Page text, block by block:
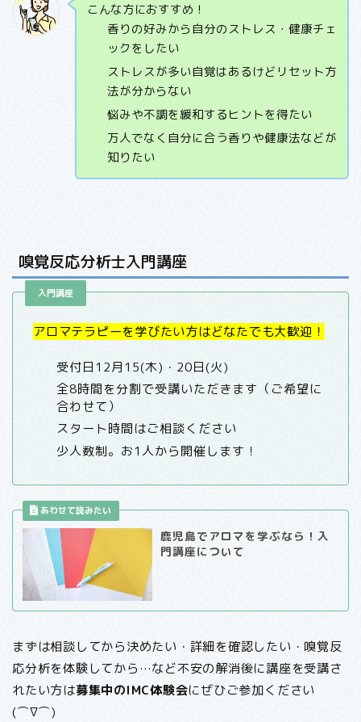
こんな方におすすめ！
香りの好みから自分のストレス・健康チェ
ックをしたい
ストレスが多い自覚はあるけどリセット方
法が分からない
悩みや不調を緩和するヒントを得たい
万人でなく自分に合う香りや健康法などが
知りたい
嗅覚反応分析士入門講座
入門講座
アロマテラピーを学びたい方はどなたでも大歓迎！
受付日12月15(木)・20日(火)
全8時間を分割で受講いただきます（ご希望に
合わせて）
スタート時間はご相談ください
少人数制。お1人から開催します！
鹿児島でアロマを学ぶなら！入
門講座について
まずは相談してから決めたい・詳細を確認したい・嗅覚反
応分析を体験してから…など不安の解消後に講座を受講さ
れたい方は募集中のIMC体験会にぜひご参加ください
(⌒∇⌒)